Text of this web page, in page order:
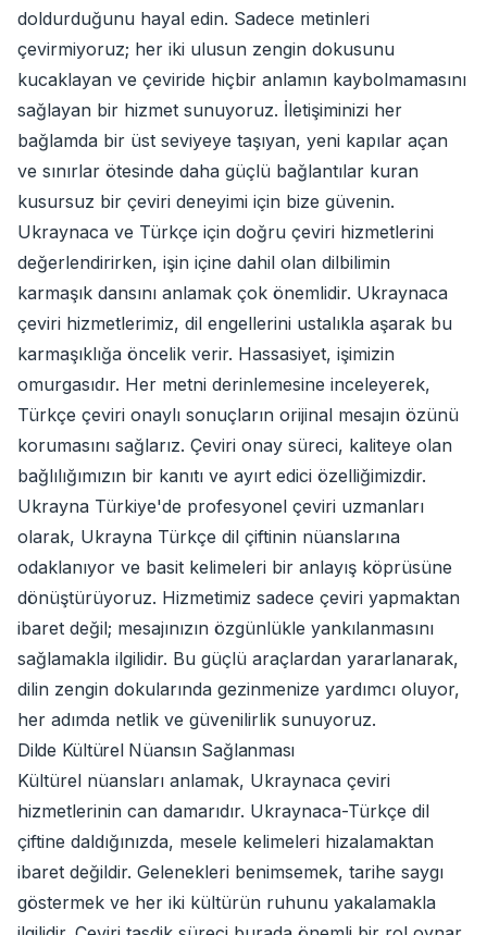
doldurduğunu hayal edin. Sadece metinleri
çevirmiyoruz; her iki ulusun zengin dokusunu
kucaklayan ve çeviride hiçbir anlamın kaybolmamasını
sağlayan bir hizmet sunuyoruz. İletişiminizi her
bağlamda bir üst seviyeye taşıyan, yeni kapılar açan
ve sınırlar ötesinde daha güçlü bağlantılar kuran
kusursuz bir çeviri deneyimi için bize güvenin.
Ukraynaca ve Türkçe için doğru çeviri hizmetlerini
değerlendirirken, işin içine dahil olan dilbilimin
karmaşık dansını anlamak çok önemlidir. Ukraynaca
çeviri hizmetlerimiz, dil engellerini ustalıkla aşarak bu
karmaşıklığa öncelik verir. Hassasiyet, işimizin
omurgasıdır. Her metni derinlemesine inceleyerek,
Türkçe çeviri onaylı sonuçların orijinal mesajın özünü
korumasını sağlarız. Çeviri onay süreci, kaliteye olan
bağlılığımızın bir kanıtı ve ayırt edici özelliğimizdir.
Ukrayna Türkiye'de profesyonel çeviri uzmanları
olarak, Ukrayna Türkçe dil çiftinin nüanslarına
odaklanıyor ve basit kelimeleri bir anlayış köprüsüne
dönüştürüyoruz. Hizmetimiz sadece çeviri yapmaktan
ibaret değil; mesajınızın özgünlükle yankılanmasını
sağlamakla ilgilidir. Bu güçlü araçlardan yararlanarak,
dilin zengin dokularında gezinmenize yardımcı oluyor,
her adımda netlik ve güvenilirlik sunuyoruz.
Dilde Kültürel Nüansın Sağlanması
Kültürel nüansları anlamak, Ukraynaca çeviri
hizmetlerinin can damarıdır. Ukraynaca-Türkçe dil
çiftine daldığınızda, mesele kelimeleri hizalamaktan
ibaret değildir. Gelenekleri benimsemek, tarihe saygı
göstermek ve her iki kültürün ruhunu yakalamakla